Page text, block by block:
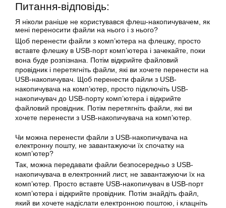
Питання-відповідь:
Я ніколи раніше не користувався флеш-накопичувачем, як
мені переносити файли на нього і з нього?
Щоб перенести файли з комп’ютера на флешку, просто
вставте флешку в USB-порт комп’ютера і зачекайте, поки
вона буде розпізнана. Потім відкрийте файловий
провідник і перетягніть файли, які ви хочете перенести на
USB-накопичувач. Щоб перенести файли з USB-
накопичувача на комп’ютер, просто підключіть USB-
накопичувач до USB-порту комп’ютера і відкрийте
файловий провідник. Потім перетягніть файли, які ви
хочете перенести з USB-накопичувача на комп’ютер.
Чи можна перенести файли з USB-накопичувача на
електронну пошту, не завантажуючи їх спочатку на
комп’ютер?
Так, можна передавати файли безпосередньо з USB-
накопичувача в електронний лист, не завантажуючи їх на
комп’ютер. Просто вставте USB-накопичувач в USB-порт
комп’ютера і відкрийте провідник. Потім знайдіть файл,
який ви хочете надіслати електронною поштою, і клацніть